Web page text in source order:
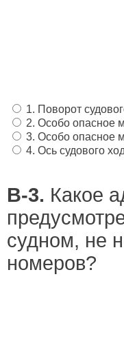
1. Поворот
2. Особо опасное
3. Особо опасное
4. Ось судового
В-3. Какое
судном, не
номеров?